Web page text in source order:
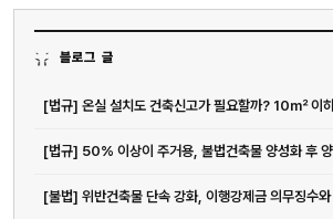
블로그 글
[법규] 50% 이상이 주거용, 불법건축물 양성화 후